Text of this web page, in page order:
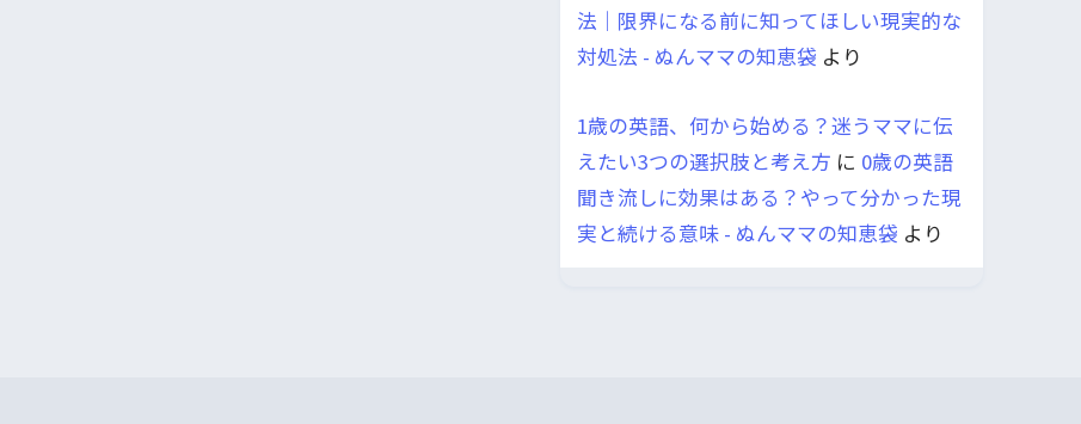
法｜限界になる前に知ってほしい現実的な
対処法 - ぬんママの知恵袋 より
1歳の英語、何から始める？迷うママに伝
えたい3つの選択肢と考え方 に 0歳の英語
聞き流しに効果はある？やって分かった現
実と続ける意味 - ぬんママの知恵袋 より